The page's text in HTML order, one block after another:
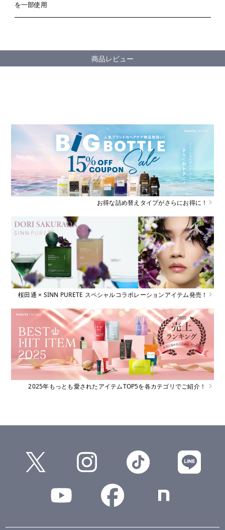
を一部使用
商品レビュー
お得な詰め替えタイプがさらにお得に！
桜田通 × SINN PURETE スペシャルコラボレーションアイテム発売！
2025年もっとも愛されたアイテムTOP5を各カテゴリでご紹介！